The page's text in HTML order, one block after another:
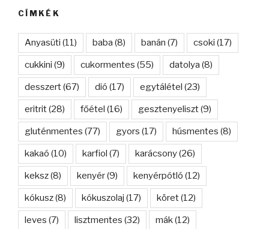
CÍMKÉK
Anyasüti (11) baba (8) banán (7) csoki (17)
cukkini (9) cukormentes (55) datolya (8)
desszert(67) dió (17) egytálétel (23)
eritrit(28) főétel (16) gesztenyeliszt(9)
gluténmentes (77) gyors (17) húsmentes (8)
kakaó (10) karfiol (7) karácsony(26)
keksz(8) kenyér(9) kenyérpótló (12)
kókusz(8) kókuszolaj (17) köret(12)
leves (7) lisztmentes (32) mák(12)